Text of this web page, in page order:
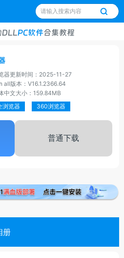
DLLPC软件合集教程
器更新时间：2025-11-27
all版本：V16.1.2366.64
中文大小：159.84MB
浏览器
360浏览器
普通下载
册